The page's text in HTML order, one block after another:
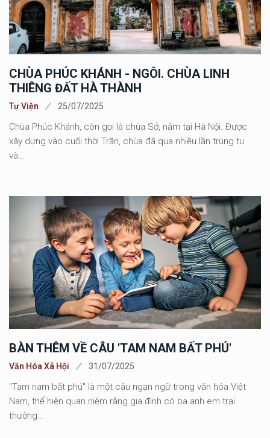
CHÙA PHÚC KHÁNH - NGÔI. CHÙA LINH
THIÊNG ĐẤT HÀ THÀNH
Tự Viện 25/07/2025
Chùa Phúc Khánh, còn gọi là chùa Sở, nằm tại Hà Nội. Được
xây dựng vào cuối thời Trần, chùa đã qua nhiều lần trùng tu
và...
BÀN THÊM VỀ CÂU 'TAM NAM BẤT PHÚ'
Văn Hóa Xã Hội 31/07/2025
"Tam nam bất phú" là một câu ngạn ngữ trong văn hóa Việt
Nam, thể hiện quan niệm rằng gia đình có ba anh em trai
thường...